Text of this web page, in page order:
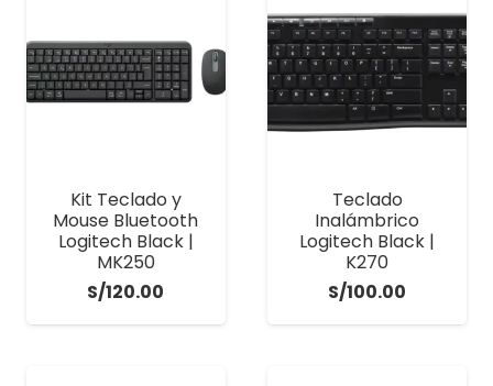
Kit Teclado y
Mouse Bluetooth
Logitech Black |
MK250
S/120.00
Teclado
Inalámbrico
Logitech Black |
K270
S/100.00